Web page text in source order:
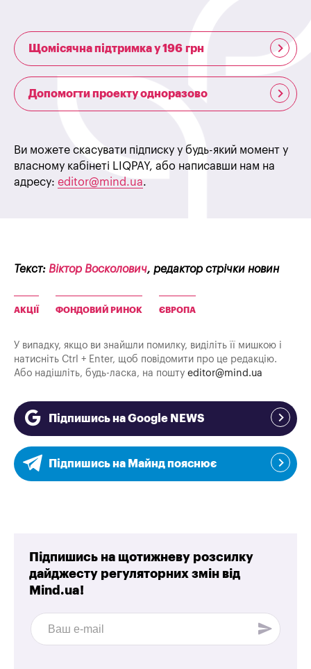
Щомісячна підтримка у 196 грн
Допомогти проекту одноразово
Ви можете скасувати підписку у будь-який момент у
власному кабінеті LIQPAY, або написавши нам на
адресу: editor@mind.ua.
Текст: Віктор Восколович, редактор стрічки новин
АКЦІЇ ФОНДОВИЙ РИНОК ЄВРОПА
У випадку, якщо ви знайшли помилку, виділіть її мишкою і
натисніть Ctrl + Enter, щоб повідомити про це редакцію.
Або надішліть, будь-ласка, на пошту editor@mind.ua
Підпишись на Google NEWS
Підпишись на Майнд пояснює
Підпишись на щотижневу розсилку
дайджесту регуляторних змін від
Mind.ua!